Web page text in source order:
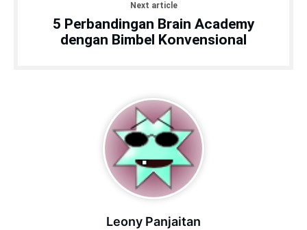
Next article
5 Perbandingan Brain Academy
dengan Bimbel Konvensional
Leony Panjaitan